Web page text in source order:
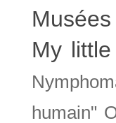
My
humain"